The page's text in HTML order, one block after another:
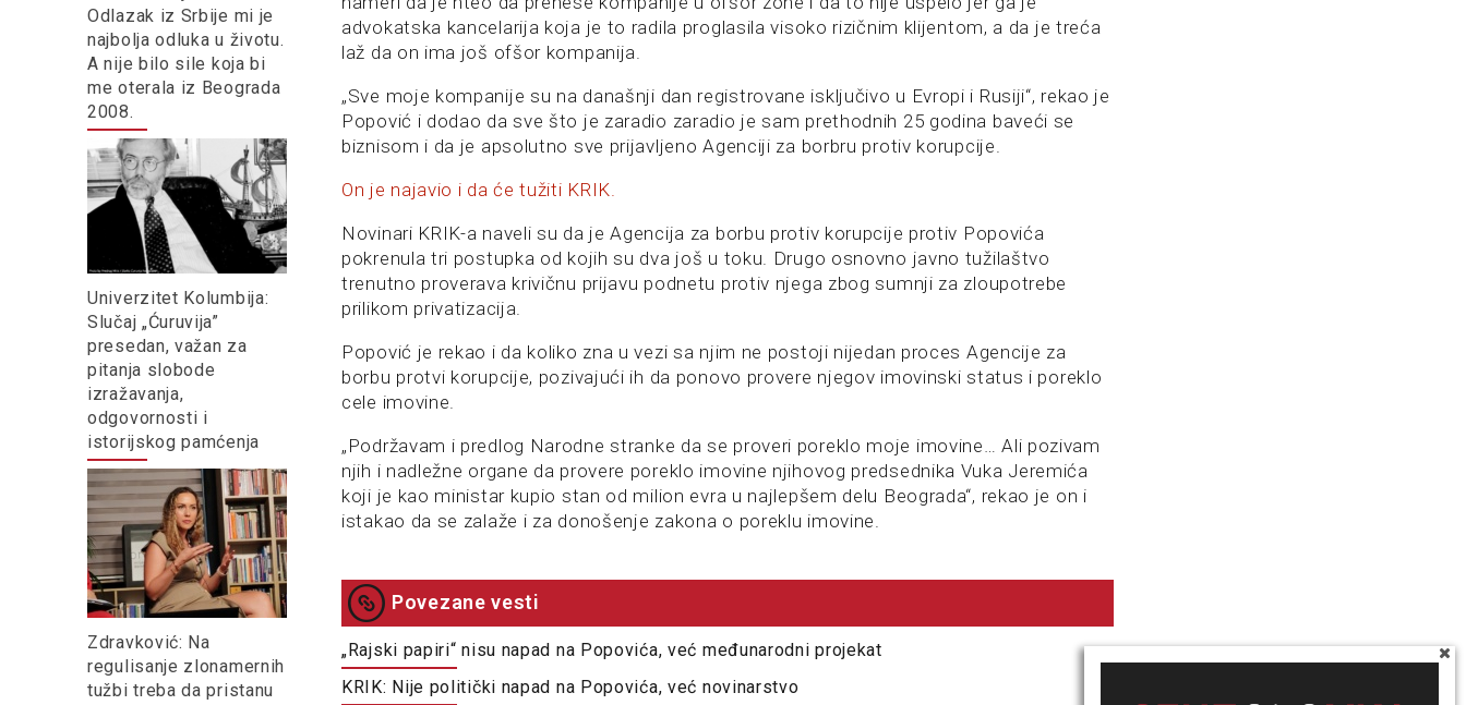
Odlazak iz Srbije mi je
najbolja odluka u životu.
A nije bilo sile koja bi
me oterala iz Beograda
2008.
Univerzitet Kolumbija:
Slučaj „Ćuruvija”
presedan, važan za
pitanja slobode
izražavanja,
odgovornosti i
istorijskog pamćenja
Zdravković: Na
regulisanje zlonamernih
tužbi treba da pristanu
advokatska kancelarija koja je to radila proglasila visoko rizičnim klijentom, a da je treća
laž da on ima još ofšor kompanija.
„Sve moje kompanije su na današnji dan registrovane isključivo u Evropi i Rusiji“, rekao je
Popović i dodao da sve što je zaradio zaradio je sam prethodnih 25 godina baveći se
biznisom i da je apsolutno sve prijavljeno Agenciji za borbru protiv korupcije.
On je najavio i da će tužiti KRIK.
Novinari KRIK-a naveli su da je Agencija za borbu protiv korupcije protiv Popovića
pokrenula tri postupka od kojih su dva još u toku. Drugo osnovno javno tužilaštvo
trenutno proverava krivičnu prijavu podnetu protiv njega zbog sumnji za zloupotrebe
prilikom privatizacija.
Popović je rekao i da koliko zna u vezi sa njim ne postoji nijedan proces Agencije za
borbu protvi korupcije, pozivajući ih da ponovo provere njegov imovinski status i poreklo
cele imovine.
„Podržavam i predlog Narodne stranke da se proveri poreklo moje imovine… Ali pozivam
njih i nadležne organe da provere poreklo imovine njihovog predsednika Vuka Jeremića
koji je kao ministar kupio stan od milion evra u najlepšem delu Beograda“, rekao je on i
istakao da se zalaže i za donošenje zakona o poreklu imovine.
Povezane vesti
„Rajski papiri“ nisu napad na Popovića, već međunarodni projekat
KRIK: Nije politički napad na Popovića, već novinarstvo